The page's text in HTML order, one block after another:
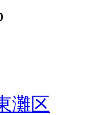
灘区